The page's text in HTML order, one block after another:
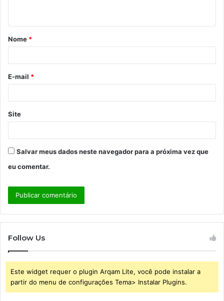
á
r
*
Nome *
E-mail *
Site
Salvar meus dados neste navegador para a próxima vez que
eu comentar.
Follow Us
Este widget requer o plugin Arqam Lite, você pode instalar a
partir do menu de configurações Tema> Instalar Plugins.